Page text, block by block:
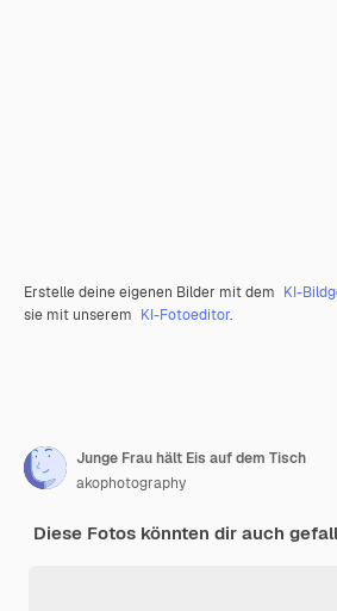
Erstelle deine eigenen Bilder mit dem KI-
sie mit unserem KI-Fotoeditor.
Junge Frau hält Eis auf dem Tisch
akophotography
Diese Fotos könnten dir auch